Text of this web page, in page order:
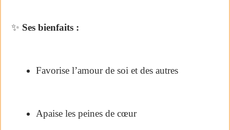
✨ Ses bienfaits :
Favorise l’amour de soi et des autres
Apaise les peines de cœur